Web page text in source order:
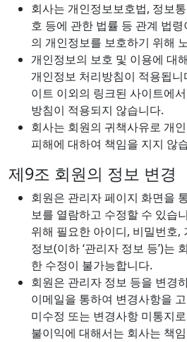
회사는 개인정보보호법, 정보
호 등에 관한 법률 등 관계 법
의 개인정보를 보호하기 위해
개인정보의 보호 및 이용에 대
개인정보 처리방침이 적용됩
이트 이외의 링크된 사이트에
방침이 적용되지 않습니다.
회사는 회원의 귀책사유로 개
피해에 대하여 책임을 지지 않
제9조 회원의 정보 변경
회원은 관리자 페이지 화면을
보를 열람하고 수정할 수 있습
위해 필요한 아이디, 비밀번호,
정보(이하 ‘관리자 정보 등’)는
한 수정이 불가능합니다.
회원은 관리자 정보 등을 변경
이메일을 통하여 변경사항을
미수정 또는 변경사항 미통지
불이익에 대해서는 회사는 책